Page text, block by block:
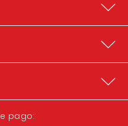
pago: